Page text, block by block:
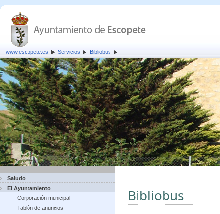
www.escopete.es Servicios Bibliobus
Saludo
El Ayuntamiento
Corporación municipal
Tablón de anuncios
Bibliobus